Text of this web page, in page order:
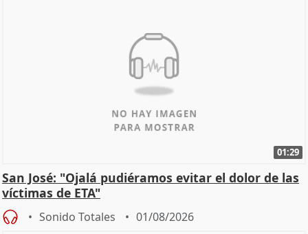
01:29
San José: "Ojalá pudiéramos evitar el dolor de las
víctimas de ETA"
Sonido Totales 01/08/2026